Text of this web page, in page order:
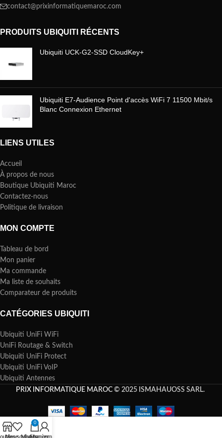
contact@prixinformatiquemaroc.com
PRODUITS UBIQUITI RÉCENTS
Ubiquiti UCK-G2-SSD CloudKey+
Ubiquiti E7-Audience Point d'accès WiFi 7 11500 Mbit/s
Blanc Connexion Ethernet
LIENS UTILES
Accueil
À propos de nous
Boutique Ubiquiti Maroc
Contactez-nous
Politique de livraison
MON COMPTE
Tableau de bord
Mon panier
Ma commande
Ma liste de souhaits
Comparateur de produits
CATÉGORIES UBIQUITI
Ubiquiti UniFi WiFi
UniFi Routage & Switch
Ubiquiti UniFi Protect
Ubiquiti UniFi VoIP
Ubiquiti Antennes
PRIX INFORMATIQUE MAROC © 2025 ISMAHAUOSS SARL.
Mes souhaits
0
Mon panier
Mon compte